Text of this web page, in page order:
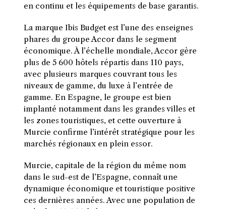
en continu et les équipements de base garantis.
La marque Ibis Budget est l’une des enseignes
phares du groupe Accor dans le segment
économique. À l’échelle mondiale, Accor gère
plus de 5 600 hôtels répartis dans 110 pays,
avec plusieurs marques couvrant tous les
niveaux de gamme, du luxe à l’entrée de
gamme. En Espagne, le groupe est bien
implanté notamment dans les grandes villes et
les zones touristiques, et cette ouverture à
Murcie confirme l’intérêt stratégique pour les
marchés régionaux en plein essor.
Murcie, capitale de la région du même nom
dans le sud-est de l’Espagne, connaît une
dynamique économique et touristique positive
ces dernières années. Avec une population de